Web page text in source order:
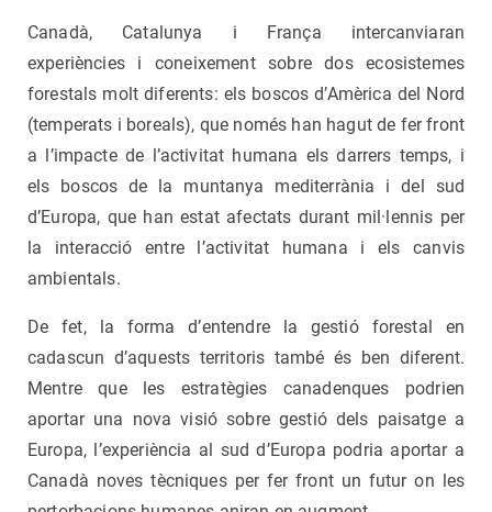
Canadà, Catalunya i França intercanviaran
experiències i coneixement sobre dos ecosistemes
forestals molt diferents: els boscos d’Amèrica del Nord
(temperats i boreals), que només han hagut de fer front
a l’impacte de l’activitat humana els darrers temps, i
els boscos de la muntanya mediterrània i del sud
d’Europa, que han estat afectats durant mil·lennis per
la interacció entre l’activitat humana i els canvis
ambientals.
De fet, la forma d’entendre la gestió forestal en
cadascun d’aquests territoris també és ben diferent.
Mentre que les estratègies canadenques podrien
aportar una nova visió sobre gestió dels paisatge a
Europa, l’experiència al sud d’Europa podria aportar a
Canadà noves tècniques per fer front un futur on les